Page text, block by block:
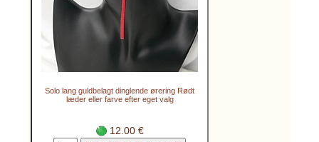
Solo lang guldbelagt dinglende ørering Rødt
læder eller farve efter eget valg
12.00 €